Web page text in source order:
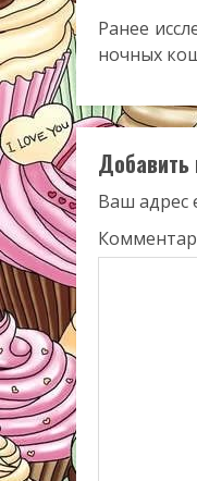
Ранее
ночных
Добавить
Ваш адрес